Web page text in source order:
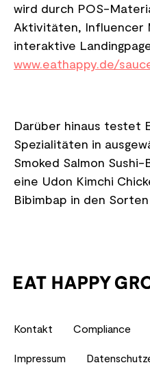
wird durch POS-
Aktivitäten, Influencer
interaktive
www.eathappy.de/
Darüber hinaus testet
Spezialitäten in
Smoked Salmon
eine Udon Kimchi
Bibimbap in den
Kontakt Compliance
Impressum